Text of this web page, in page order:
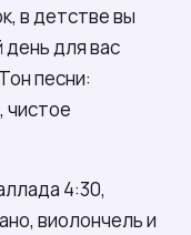
в детстве вы
для вас
песни:
чистое
4:30,
виолончель и